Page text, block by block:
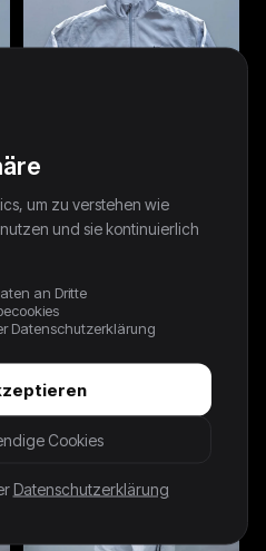
um zu verstehen wie
und sie kontinuierlich
an Dritte
Datenschutzerklärung
Cookies
Datenschutzerklärung